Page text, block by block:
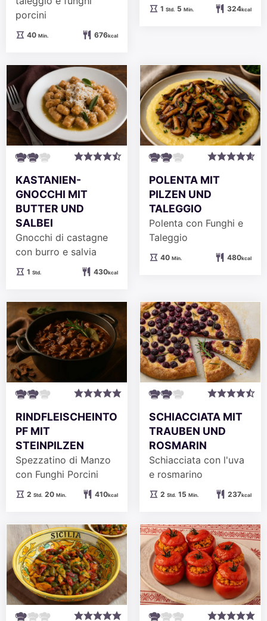
porcini
40Minuten
Min. 676kcal
1Stunde
Std. 5Minuten
Min. 324kcal
KASTANIEN-
GNOCCHI MIT
BUTTER UND
SALBEI
Gnocchi di castagne
con burro e salvia
1Stunde
Std. 430kcal
POLENTA MIT
PILZEN UND
TALEGGIO
Polenta con Funghi e
Taleggio
40Minuten
Min. 480kcal
RINDFLEISCHEINTO
PF MIT
STEINPILZEN
Spezzatino di Manzo
con Funghi Porcini
2Stunden
Std. 20Minuten
Min. 410kcal
SCHIACCIATA MIT
TRAUBEN UND
ROSMARIN
Schiacciata con l'uva
e rosmarino
2Stunden
Std. 15Minuten
Min. 237kcal